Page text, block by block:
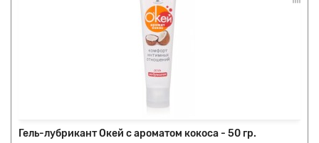
Гель-лубрикант Окей с ароматом кокоса - 50 гр.